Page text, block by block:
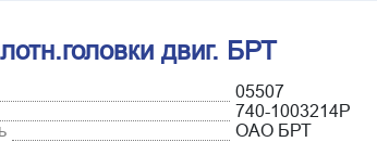
двиг. БРТ
05507
740-1003214Р
ОАО БРТ